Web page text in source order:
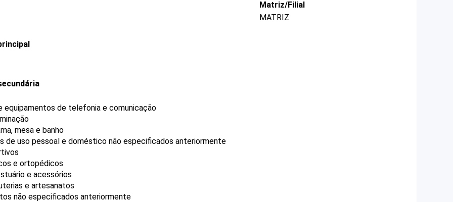
Matriz/Filial
MATRIZ
de telefonia e comunicação
mesa e banho
de uso pessoal e doméstico não especificados anteriormente
e ortopédicos
e acessórios
e artesanatos
não especificados anteriormente